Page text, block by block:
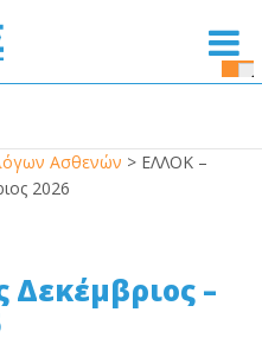
Ασθενών > ΕΛΛΟΚ –
2026
Δεκέμβριος –